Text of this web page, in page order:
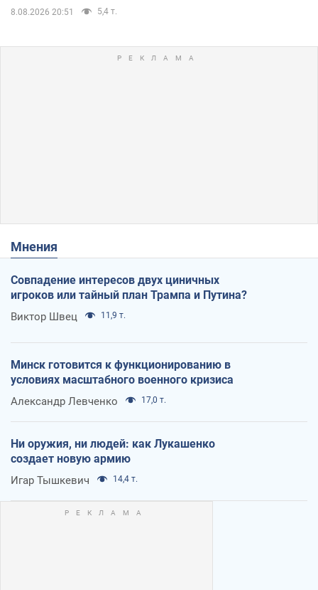
8.08.2026 20:51 5,4 т.
Мнения
Совпадение интересов двух циничных
игроков или тайный план Трампа и Путина?
Виктор Швец 11,9 т.
Минск готовится к функционированию в
условиях масштабного военного кризиса
Александр Левченко 17,0 т.
Ни оружия, ни людей: как Лукашенко
создает новую армию
Игар Тышкевич 14,4 т.